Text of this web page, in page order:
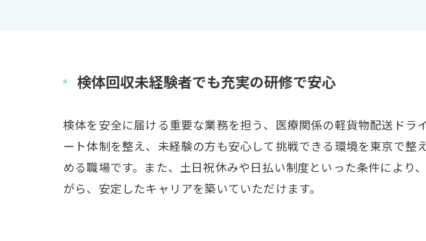
検体回収未経験者でも充実の研修で安心
検体を安全に届ける重要な業務を担う、医療関係の軽貨物配送ド
ート体制を整え、未経験の方も安心して挑戦できる環境を東京で
める職場です。また、土日祝休みや日払い制度といった条件によ
がら、安定したキャリアを築いていただけます。